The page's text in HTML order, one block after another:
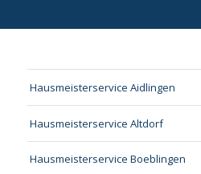
Hausmeisterservice Aidlingen
Hausmeisterservice Altdorf
Hausmeisterservice Boeblingen